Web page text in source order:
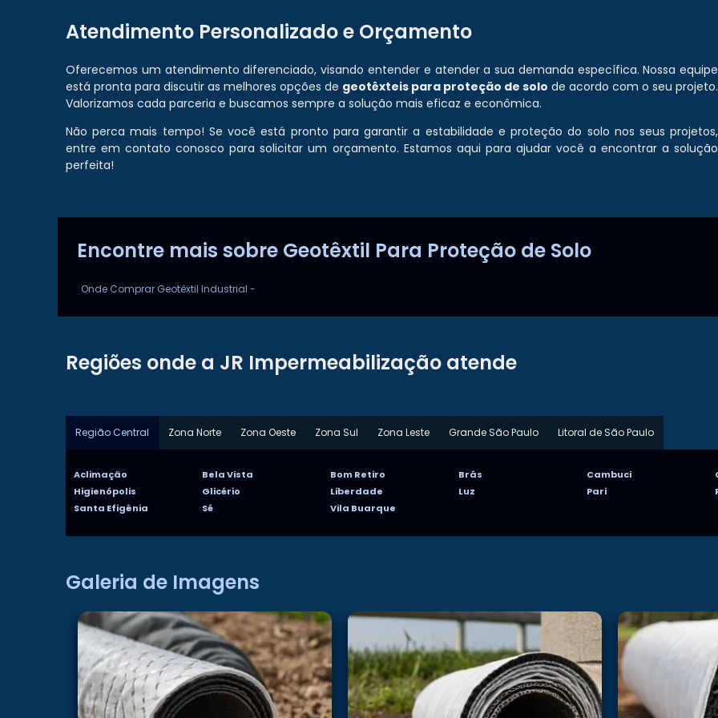
Atendimento Personalizado e Orçamento
Oferecemos um atendimento diferenciado, visando entender e atender a sua demanda específica. Nossa equipe
está pronta para discutir as melhores opções de geotêxteis para proteção de solo de acordo com o seu projeto.
Valorizamos cada parceria e buscamos sempre a solução mais eficaz e econômica.
Não perca mais tempo! Se você está pronto para garantir a estabilidade e proteção do solo nos seus projetos,
entre em contato conosco para solicitar um orçamento. Estamos aqui para ajudar você a encontrar a solução
perfeita!
Encontre mais sobre Geotêxtil Para Proteção de Solo
Onde Comprar Geotêxtil Industrial -
Regiões onde a JR Impermeabilização atende
Região Central Zona Norte Zona Oeste Zona Sul Zona Leste Grande São Paulo Litoral de São Paulo
Aclimação Bela Vista Bom Retiro Brás Cambuci
Higienópolis
Glicério Liberdade Luz Pari
Santa Efigênia
Sé Vila Buarque
Galeria de Imagens